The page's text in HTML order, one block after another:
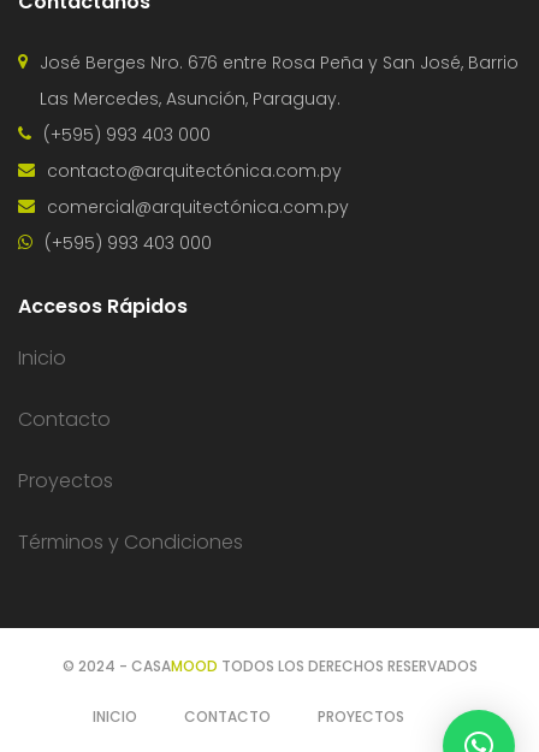
José Berges Nro. 676 entre Rosa Peña y San José, Barrio
Las Mercedes, Asunción, Paraguay.
(+595) 993 403 000
contacto@arquitectónica.com.py
comercial@arquitectónica.com.py
(+595) 993 403 000
Accesos Rápidos
Inicio
Contacto
Proyectos
Términos y Condiciones
© 2024 - CASAMOOD TODOS LOS DERECHOS RESERVADOS
INICIO CONTACTO PROYECTOS